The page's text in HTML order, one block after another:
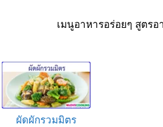
เมนูอาหารอร่อยๆ สูตร
ผัดผักรวมมิตร